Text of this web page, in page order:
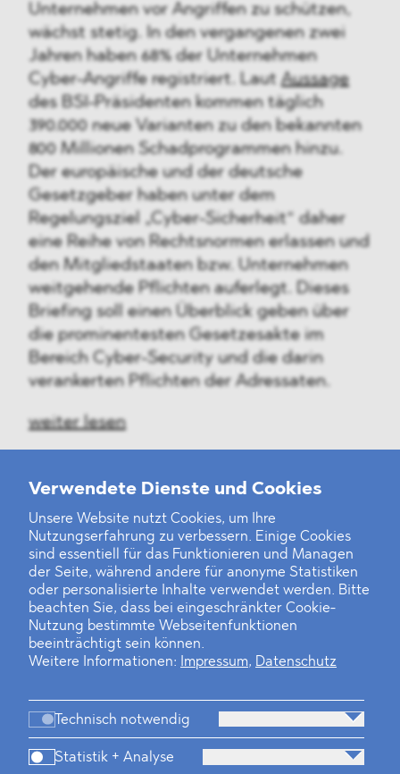
Verwendete Dienste und Cookies
Unsere Website nutzt Cookies, um Ihre
Nutzungserfahrung zu verbessern. Einige Cookies
sind essentiell für das Funktionieren und Managen
der Seite, während andere für anonyme Statistiken
oder personalisierte Inhalte verwendet werden. Bitte
beachten Sie, dass bei eingeschränkter Cookie-
Nutzung bestimmte Webseitenfunktionen
beeinträchtigt sein können.
Weitere Informationen:
Impressum, Datenschutz
Technisch notwendig
Statistik + Analyse
Unternehmen vor Angriffen zu schützen,
wächst stetig. In den vergangenen zwei
Jahren haben 68% der Unternehmen
Cyber-Angriffe registriert. LautAussage
des BSI-Präsidenten kommen täglich
390.000 neue Varianten zu den bekannten
800 Millionen Schadprogrammen hinzu.
Der europäische und der deutsche
Gesetzgeber haben unter dem
Regelungsziel „Cyber-Sicherheit“ daher
eine Reihe von Rechtsnormen erlassen und
den Mitgliedstaaten bzw. Unternehmen
weitgehende Pflichten auferlegt. Dieses
Briefing soll einen Überblick geben über
die prominentesten Gesetzesakte im
Bereich Cyber-Security und die darin
verankerten Pflichten der Adressaten.
weiter lesen
‹123132 333435 3637 ...4647›